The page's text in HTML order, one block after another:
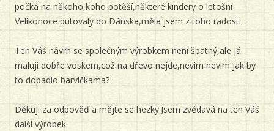
počká na někoho,koho potěší,některé kindery o letošní
Velikonoce putovaly do Dánska,měla jsem z toho radost.
Ten Váš návrh se společným výrobkem není špatný,ale já
maluji dobře voskem,což na dřevo nejde,nevím nevím jak by
to dopadlo barvičkama?
Děkuji za odpověď a mějte se hezky.Jsem zvědavá na ten Váš
další výrobek.